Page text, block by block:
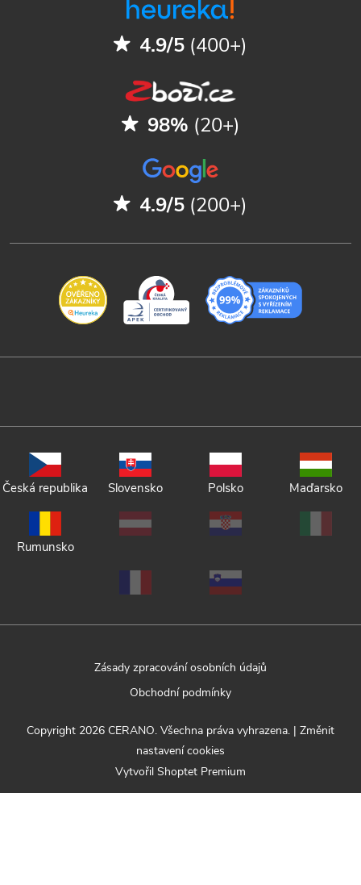
4.9/5 (400+)
98% (20+)
4.9/5 (200+)
Česká republika Slovensko Polsko Maďarsko
Rumunsko
Zásady zpracování osobních údajů
Obchodní podmínky
Vytvořil Shoptet Premium
Copyright 2026 CERANO. Všechna práva vyhrazena. | Změnit
nastavení cookies